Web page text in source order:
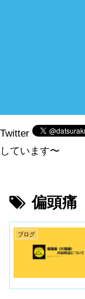
Twitter
しています〜
偏頭痛
ブログ